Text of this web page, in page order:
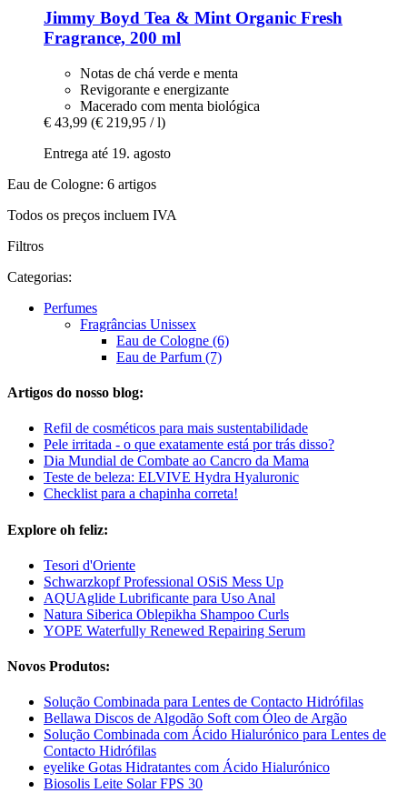
Jimmy Boyd Tea & Mint Organic Fresh
Fragrance, 200 ml
Notas de chá verde e menta
Revigorante e energizante
Macerado com menta biológica
€ 43,99 (€ 219,95 / l)
Entrega até 19. agosto
Eau de Cologne: 6 artigos
Todos os preços incluem IVA
Filtros
Categorias:
Perfumes
Fragrâncias Unissex
Eau de Cologne (6)
Eau de Parfum (7)
Artigos do nosso blog:
Refil de cosméticos para mais sustentabilidade
Pele irritada - o que exatamente está por trás disso?
Dia Mundial de Combate ao Cancro da Mama
Teste de beleza: ELVIVE Hydra Hyaluronic
Checklist para a chapinha correta!
Explore oh feliz:
Tesori d'Oriente
Schwarzkopf Professional OSiS Mess Up
AQUAglide Lubrificante para Uso Anal
Natura Siberica Oblepikha Shampoo Curls
YOPE Waterfully Renewed Repairing Serum
Novos Produtos:
Solução Combinada para Lentes de Contacto Hidrófilas
Bellawa Discos de Algodão Soft com Óleo de Argão
Solução Combinada com Ácido Hialurónico para Lentes de
Contacto Hidrófilas
eyelike Gotas Hidratantes com Ácido Hialurónico
Biosolis Leite Solar FPS 30